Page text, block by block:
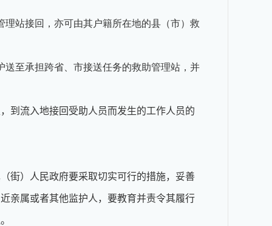
站接回，亦可由其户籍所在地的县（市）救
至承担跨省、市接送任务的救助管理站，并
到流入地接回受助人员而发生的工作人员的
街）人民政府要采取切实可行的措施，妥善
亲属或者其他监护人，要教育并责令其履行